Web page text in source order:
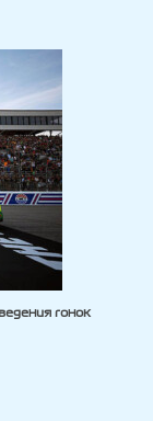
гонок